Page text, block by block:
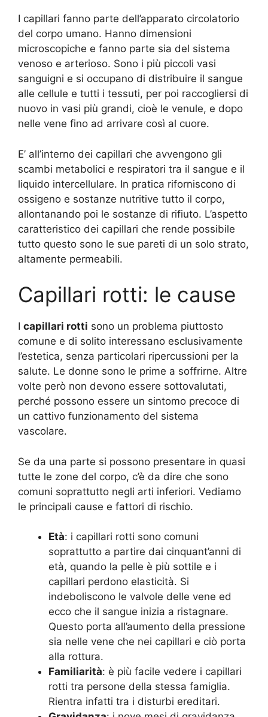
I capillari fanno parte dell’apparato circolatorio
del corpo umano. Hanno dimensioni
microscopiche e fanno parte sia del sistema
venoso e arterioso. Sono i più piccoli vasi
sanguigni e si occupano di distribuire il sangue
alle cellule e tutti i tessuti, per poi raccogliersi di
nuovo in vasi più grandi, cioè le venule, e dopo
nelle vene fino ad arrivare così al cuore.
E’ all’interno dei capillari che avvengono gli
scambi metabolici e respiratori tra il sangue e il
liquido intercellulare. In pratica riforniscono di
ossigeno e sostanze nutritive tutto il corpo,
allontanando poi le sostanze di rifiuto. L’aspetto
caratteristico dei capillari che rende possibile
tutto questo sono le sue pareti di un solo strato,
altamente permeabili.
Capillari rotti: le cause
I capillari rotti sono un problema piuttosto
comune e di solito interessano esclusivamente
l’estetica, senza particolari ripercussioni per la
salute. Le donne sono le prime a soffrirne. Altre
volte però non devono essere sottovalutati,
perché possono essere un sintomo precoce di
un cattivo funzionamento del sistema
vascolare.
Se da una parte si possono presentare in quasi
tutte le zone del corpo, c’è da dire che sono
comuni soprattutto negli arti inferiori. Vediamo
le principali cause e fattori di rischio.
Età: i capillari rotti sono comuni
soprattutto a partire dai cinquant’anni di
età, quando la pelle è più sottile e i
capillari perdono elasticità. Si
indeboliscono le valvole delle vene ed
ecco che il sangue inizia a ristagnare.
Questo porta all’aumento della pressione
sia nelle vene che nei capillari e ciò porta
alla rottura.
Familiarità: è più facile vedere i capillari
rotti tra persone della stessa famiglia.
Rientra infatti tra i disturbi ereditari.